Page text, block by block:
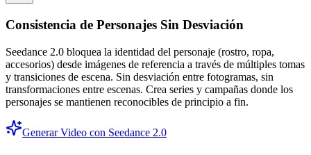
Consistencia de Personajes Sin Desviación
Seedance 2.0 bloquea la identidad del personaje (rostro, ropa,
accesorios) desde imágenes de referencia a través de múltiples tomas
y transiciones de escena. Sin desviación entre fotogramas, sin
transformaciones entre escenas. Crea series y campañas donde los
personajes se mantienen reconocibles de principio a fin.
Generar Video con Seedance 2.0